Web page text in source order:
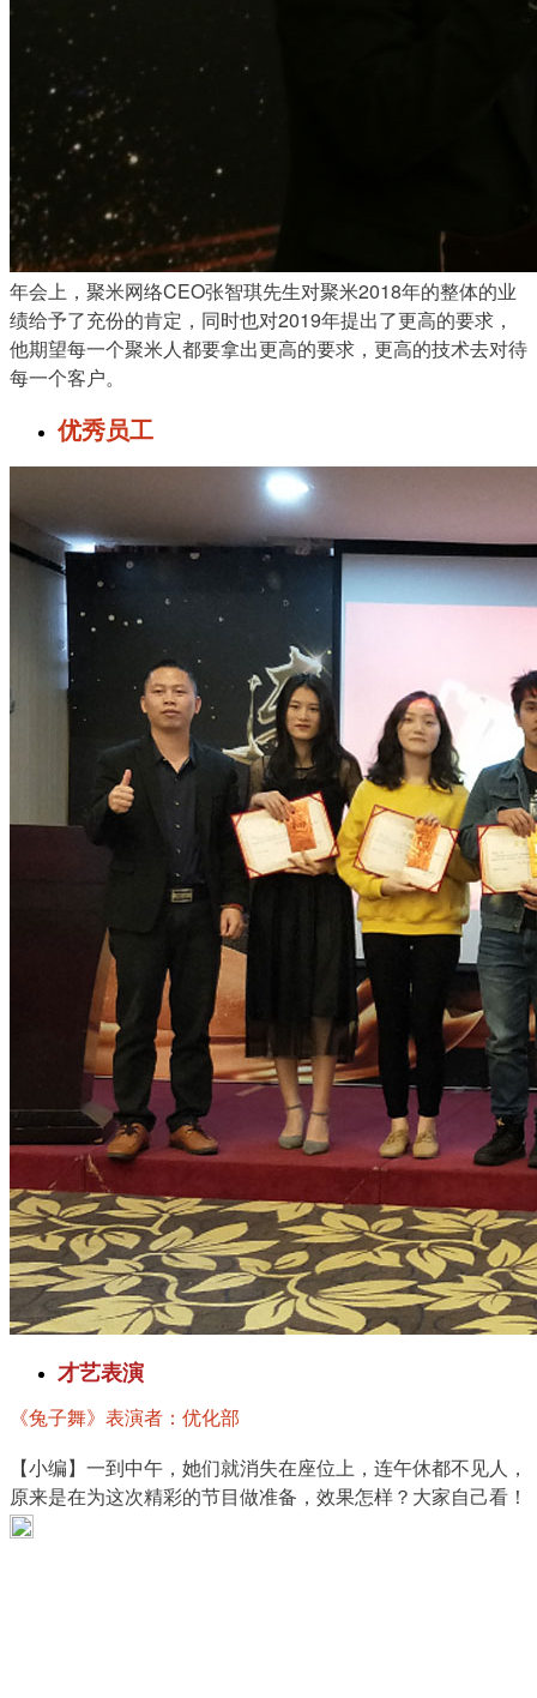
年会上，聚米网络CEO张智琪先生对聚米2018年的整体的业
绩给予了充份的肯定，同时也对2019年提出了更高的要求，
他期望每一个聚米人都要拿出更高的要求，更高的技术去对待
每一个客户。
优秀员工
才艺表演
《兔子舞》表演者：优化部
【小编】一到中午，她们就消失在座位上，连午休都不见人，
原来是在为这次精彩的节目做准备，效果怎样？大家自己看！